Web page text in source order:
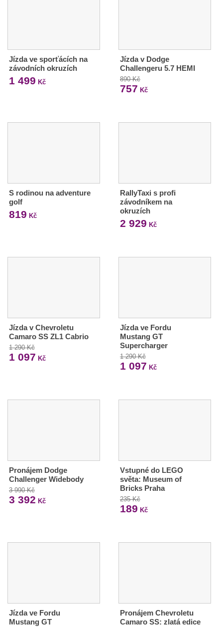
Jízda ve sporťácích na
závodních okruzích
1 499 Kč
Jízda v Dodge
Challengeru 5.7 HEMI
890 Kč
757 Kč
S rodinou na adventure
golf
819 Kč
RallyTaxi s profi
závodníkem na
okruzích
2 929 Kč
Jízda v Chevroletu
Camaro SS ZL1 Cabrio
1 290 Kč
1 097 Kč
Jízda ve Fordu
Mustang GT
Supercharger
1 290 Kč
1 097 Kč
Pronájem Dodge
Challenger Widebody
3 990 Kč
3 392 Kč
Vstupné do LEGO
světa: Museum of
Bricks Praha
235 Kč
189 Kč
Jízda ve Fordu
Mustang GT
Pronájem Chevroletu
Camaro SS: zlatá edice